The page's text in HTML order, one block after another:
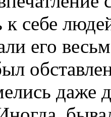
себе
его
даже